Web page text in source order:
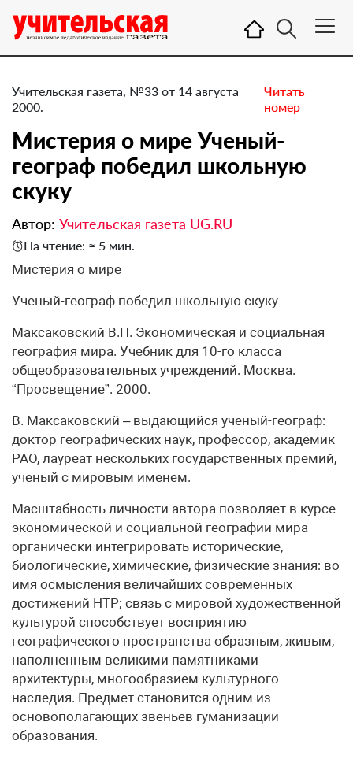
Учительская газета, №33 от 14 августа
2000.
Читать
номер
Мистерия о мире Ученый-
географ победил школьную
скуку
Автор: Учительская газета UG.RU
На чтение: ≈ 5 мин.
Мистерия о мире
Ученый-географ победил школьную скуку
Максаковский В.П. Экономическая и социальная
география мира. Учебник для 10-го класса
общеобразовательных учреждений. Москва.
“Просвещение”. 2000.
В. Максаковский – выдающийся ученый-географ:
доктор географических наук, профессор, академик
РАО, лауреат нескольких государственных премий,
ученый с мировым именем.
Масштабность личности автора позволяет в курсе
экономической и социальной географии мира
органически интегрировать исторические,
биологические, химические, физические знания: во
имя осмысления величайших современных
достижений НТР; связь с мировой художественной
культурой способствует восприятию
географического пространства образным, живым,
наполненным великими памятниками
архитектуры, многообразием культурного
наследия. Предмет становится одним из
основополагающих звеньев гуманизации
образования.